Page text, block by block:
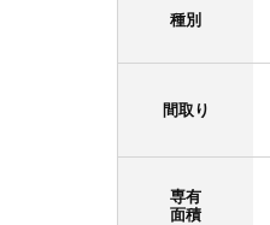
種別
間取り
専有
面積